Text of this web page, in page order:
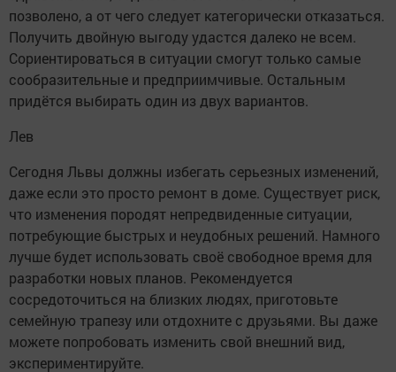
позволено, а от чего следует категорически отказаться.
Получить двойную выгоду удастся далеко не всем.
Сориентироваться в ситуации смогут только самые
сообразительные и предприимчивые. Остальным
придётся выбирать один из двух вариантов.
Лев
Сегодня Львы должны избегать серьезных изменений,
даже если это просто ремонт в доме. Существует риск,
что изменения породят непредвиденные ситуации,
потребующие быстрых и неудобных решений. Намного
лучше будет использовать своё свободное время для
разработки новых планов. Рекомендуется
сосредоточиться на близких людях, приготовьте
семейную трапезу или отдохните с друзьями. Вы даже
можете попробовать изменить свой внешний вид,
экспериментируйте.